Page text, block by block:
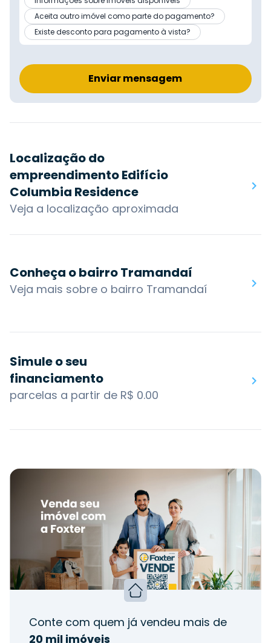
Aceita outro imóvel como parte do pagamento?
Existe desconto para pagamento à vista?
Enviar mensagem
Localização do
empreendimento Edifício
Columbia Residence
Veja a localização aproximada
Conheça o bairro Tramandaí
Veja mais sobre o bairro Tramandaí
Simule o seu
financiamento
parcelas a partir de R$ 0.00
Conte com quem já vendeu mais de
20 mil imóveis